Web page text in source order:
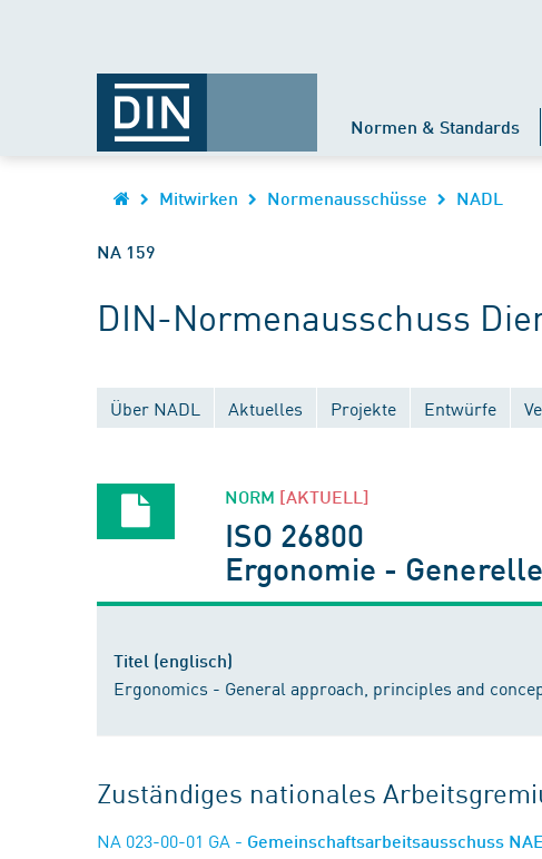
Normen & Standards
Mitwirken Normenausschüsse NADL
NA 159
DIN-Normenausschuss
Über NADL Aktuelles Projekte Entwürfe
NORM [AKTUELL]
ISO 26800
Ergonomie -
Titel (englisch)
Ergonomics - General approach, principles and
Zuständiges nationales
NA 023-00-01 GA - Gemeinschaftsarbeitsausschuss